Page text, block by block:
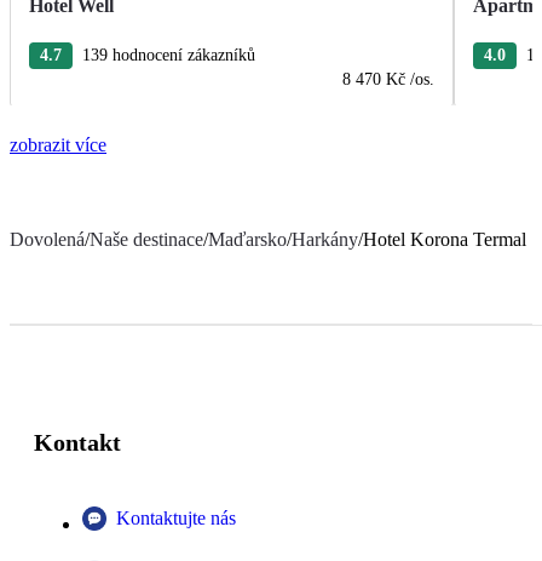
Hotel Well
4.7
139 hodnocení zákazníků
8 470 Kč /os.
4.0
zobrazit více
Dovolená/Naše destinace/Maďarsko/Harkány/Hotel Korona Termal
Kontakt
Kontaktujte nás